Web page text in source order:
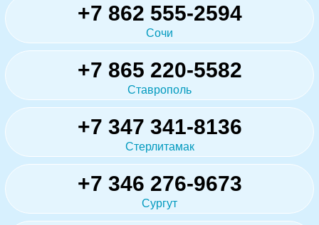
+7 862 555-2594
Сочи
+7 865 220-5582
Ставрополь
+7 347 341-8136
Стерлитамак
+7 346 276-9673
Сургут